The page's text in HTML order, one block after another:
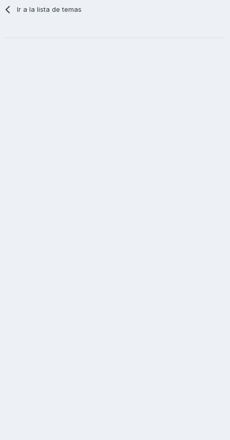
Ir a la lista de temas